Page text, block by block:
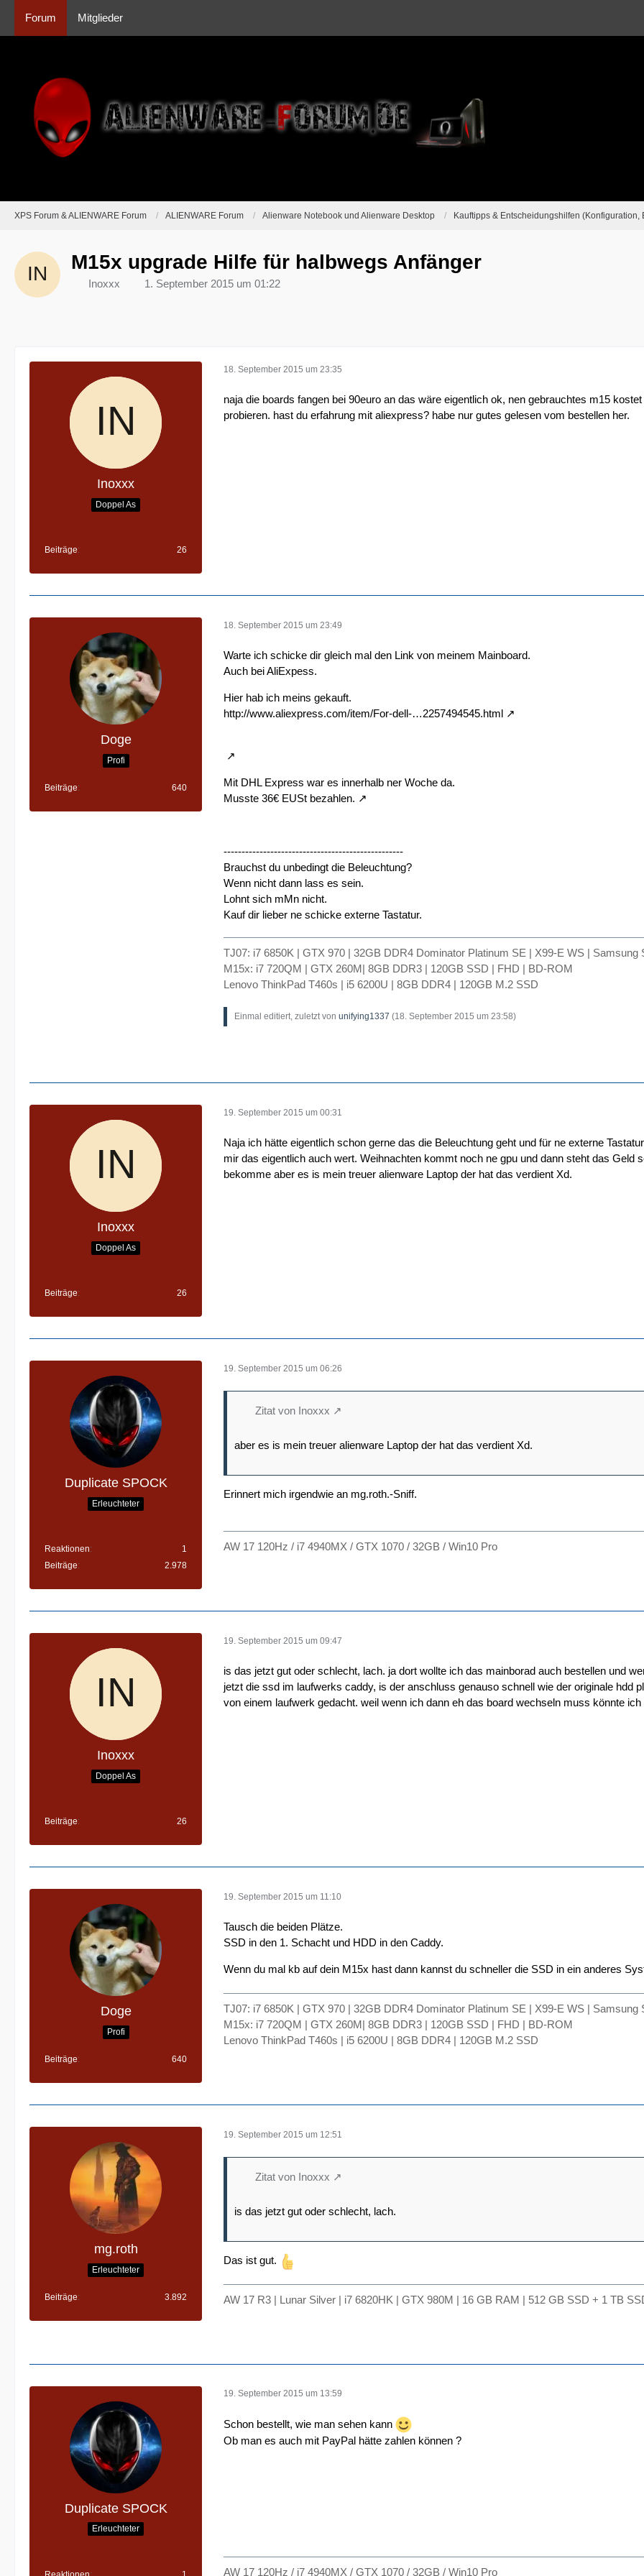
Forum Mitglieder
XPS Forum & ALIENWARE Forum ALIENWARE Forum Alienware Notebook und Alienware Desktop Kauftipps & Entscheidungshilfen (Konfiguration,
M15x upgrade Hilfe für halbwegs Anfänger
Inoxxx 1. September 2015 um 01:22
Inoxxx
Doppel As
Beiträge 26
18. September 2015 um 23:35
naja die boards fangen bei 90euro an das wäre eigentlich ok, nen gebrauchtes m15
probieren. hast du erfahrung mit aliexpress? habe nur gutes gelesen vom bestellen her.
Doge
Profi
Beiträge 640
18. September 2015 um 23:49
Warte ich schicke dir gleich mal den Link von meinem Mainboard.
Auch bei AliExpess.
Hier hab ich meins gekauft.
http://www.aliexpress.com/item/For-dell-…2257494545.html
Mit DHL Express war es innerhalb ner Woche da.
Musste 36€ EUSt bezahlen.
--------------------------------------------------
Brauchst du unbedingt die Beleuchtung?
Wenn nicht dann lass es sein.
Lohnt sich mMn nicht.
Kauf dir lieber ne schicke externe Tastatur.
TJ07: i7 6850K | GTX 970 | 32GB DDR4 Dominator Platinum SE | X99-E WS | Samsung
M15x: i7 720QM | GTX 260M| 8GB DDR3 | 120GB SSD | FHD | BD-ROM
Lenovo ThinkPad T460s | i5 6200U | 8GB DDR4 | 120GB M.2 SSD
Einmal editiert, zuletzt von unifying1337 (18. September 2015 um 23:58)
Inoxxx
Doppel As
Beiträge 26
19. September 2015 um 00:31
Naja ich hätte eigentlich schon gerne das die Beleuchtung geht und für ne externe
mir das eigentlich auch wert. Weihnachten kommt noch ne gpu und dann steht das
bekomme aber es is mein treuer alienware Laptop der hat das verdient Xd.
Duplicate SPOCK
Erleuchteter
Reaktionen
1
Beiträge
2.978
19. September 2015 um 06:26
Zitat von Inoxxx
aber es is mein treuer alienware Laptop der hat das verdient Xd.
Erinnert mich irgendwie an mg.roth.-Sniff.
AW 17 120Hz / i7 4940MX / GTX 1070 / 32GB / Win10 Pro
Inoxxx
Doppel As
Beiträge 26
19. September 2015 um 09:47
is das jetzt gut oder schlecht, lach. ja dort wollte ich das mainborad auch bestellen und
jetzt die ssd im laufwerks caddy, is der anschluss genauso schnell wie der originale hdd
von einem laufwerk gedacht. weil wenn ich dann eh das board wechseln muss könnte
Doge
Profi
Beiträge 640
19. September 2015 um 11:10
Tausch die beiden Plätze.
SSD in den 1. Schacht und HDD in den Caddy.
Wenn du mal kb auf dein M15x hast dann kannst du schneller die SSD in ein anderes
TJ07: i7 6850K | GTX 970 | 32GB DDR4 Dominator Platinum SE | X99-E WS | Samsung
M15x: i7 720QM | GTX 260M| 8GB DDR3 | 120GB SSD | FHD | BD-ROM
Lenovo ThinkPad T460s | i5 6200U | 8GB DDR4 | 120GB M.2 SSD
mg.roth
Erleuchteter
Beiträge 3.892
19. September 2015 um 12:51
Zitat von Inoxxx
is das jetzt gut oder schlecht, lach.
Das ist gut.
AW 17 R3 | Lunar Silver | i7 6820HK | GTX 980M | 16 GB RAM | 512 GB SSD + 1 TB
Duplicate SPOCK
Erleuchteter
19. September 2015 um 13:59
Schon bestellt, wie man sehen kann
Ob man es auch mit PayPal hätte zahlen können ?
AW 17 120Hz / i7 4940MX / GTX 1070 / 32GB / Win10 Pro